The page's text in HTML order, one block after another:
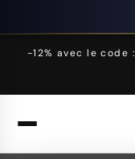
-12% avec le code :